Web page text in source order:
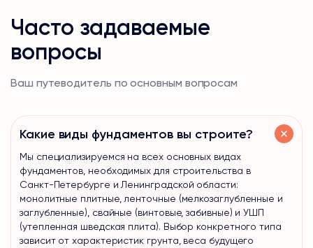
Часто задаваемые
вопросы
Ваш путеводитель по основным вопросам
Какие виды фундаментов вы строите?
Мы специализируемся на всех основных видах
фундаментов, необходимых для строительства в
Санкт-Петербурге и Ленинградской области:
монолитные плитные, ленточные (мелкозаглубленные и
заглубленные), свайные (винтовые, забивные) и УШП
(утепленная шведская плита). Выбор конкретного типа
зависит от характеристик грунта, веса будущего